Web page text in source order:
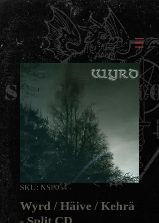
SKU: NSP054
Wyrd / Häive / Kehrä